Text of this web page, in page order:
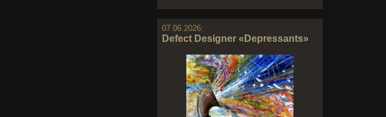
07.06.2026:
Defect Designer «Depressants»